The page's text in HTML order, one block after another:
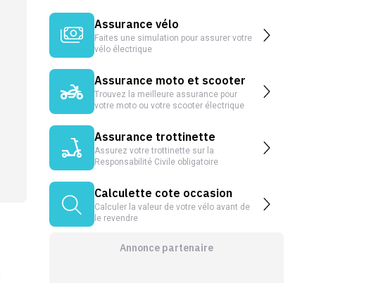
Assurance vélo
Faites une simulation pour assurer votre
vélo électrique
Assurance moto et scooter
Trouvez la meilleure assurance pour
votre moto ou votre scooter électrique
Assurance trottinette
Assurez votre trottinette sur la
Responsabilité Civile obligatoire
Calculette cote occasion
Calculer la valeur de votre vélo avant de
le revendre
Annonce partenaire